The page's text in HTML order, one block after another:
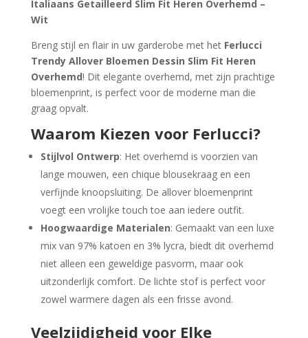
€79.99.€59.99.
Italiaans Getailleerd Slim Fit Heren Overhemd –
Wit
Breng stijl en flair in uw garderobe met het Ferlucci
Trendy Allover Bloemen Dessin Slim Fit Heren
Overhemd! Dit elegante overhemd, met zijn prachtige
bloemenprint, is perfect voor de moderne man die
graag opvalt.
Waarom Kiezen voor Ferlucci?
Stijlvol Ontwerp: Het overhemd is voorzien van
lange mouwen, een chique blousekraag en een
verfijnde knoopsluiting. De allover bloemenprint
voegt een vrolijke touch toe aan iedere outfit.
Hoogwaardige Materialen: Gemaakt van een luxe
mix van 97% katoen en 3% lycra, biedt dit overhemd
niet alleen een geweldige pasvorm, maar ook
uitzonderlijk comfort. De lichte stof is perfect voor
zowel warmere dagen als een frisse avond.
Veelzijdigheid voor Elke